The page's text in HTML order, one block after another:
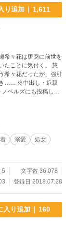
り追加 1,611
希々花は唐突に前世を
たことに気付く。 慧
希々花だったが、強引
き…… ※中出し・近親
ベルズにも投稿して
溺愛
処女
5
文字数 36,078
登録日 2018.07.28
入り追加 160